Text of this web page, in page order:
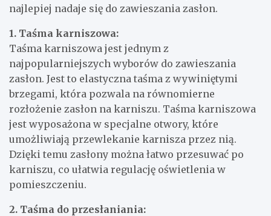
najlepiej nadaje się do zawieszania zasłon.
1. Taśma karniszowa:
Taśma karniszowa jest jednym z
najpopularniejszych wyborów do zawieszania
zasłon. Jest to elastyczna taśma z wywiniętymi
brzegami, która pozwala na równomierne
rozłożenie zasłon na karniszu. Taśma karniszowa
jest wyposażona w specjalne otwory, które
umożliwiają przewlekanie karnisza przez nią.
Dzięki temu zasłony można łatwo przesuwać po
karniszu, co ułatwia regulację oświetlenia w
pomieszczeniu.
2. Taśma do przesłaniania: